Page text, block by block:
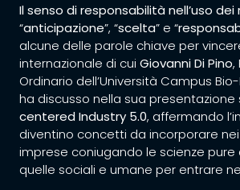
Il senso di responsabilità nell’uso
“anticipazione”, “scelta” e “
alcune delle parole chiave per
internazionale di cui Giovanni Di Pino,
Ordinario dell’Università Campus
ha discusso nella sua presentazione
centered Industry 5.0, affermando
diventino concetti da incorporare
imprese coniugando le scienze pure
quelle sociali e umane per entrare